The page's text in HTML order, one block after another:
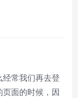
常我们再去登
面的时候，因